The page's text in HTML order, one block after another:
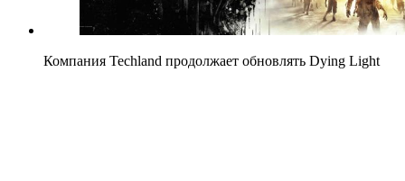
Компания Techland продолжает обновлять Dying Light